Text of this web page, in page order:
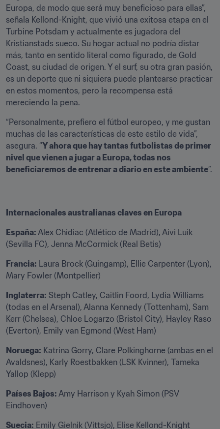
Europa, de modo que será muy beneficioso para ellas”,
señala Kellond-Knight, que vivió una exitosa etapa en el
Turbine Potsdam y actualmente es jugadora del
Kristianstads sueco. Su hogar actual no podría distar
más, tanto en sentido literal como figurado, de Gold
Coast, su ciudad de origen. Y el surf, su otra gran pasión,
es un deporte que ni siquiera puede plantearse practicar
en estos momentos, pero la recompensa está
mereciendo la pena.
“Personalmente, prefiero el fútbol europeo, y me gustan
muchas de las características de este estilo de vida”,
asegura. “Y ahora que hay tantas futbolistas de primer
nivel que vienen a jugar a Europa, todas nos
beneficiaremos de entrenar a diario en este ambiente”.
Internacionales australianas claves en Europa
España: Alex Chidiac (Atlético de Madrid), Aivi Luik
(Sevilla FC), Jenna McCormick (Real Betis)
Francia: Laura Brock (Guingamp), Ellie Carpenter (Lyon),
Mary Fowler (Montpellier)
Inglaterra: Steph Catley, Caitlin Foord, Lydia Williams
(todas en el Arsenal), Alanna Kennedy (Tottenham), Sam
Kerr (Chelsea), Chloe Logarzo (Bristol City), Hayley Raso
(Everton), Emily van Egmond (West Ham)
Noruega: Katrina Gorry, Clare Polkinghorne (ambas en el
Avaldsnes), Karly Roestbakken (LSK Kvinner), Tameka
Yallop (Klepp)
Países Bajos: Amy Harrison y Kyah Simon (PSV
Eindhoven)
Suecia: Emily Gielnik (Vittsjo), Elise Kellond-Knight